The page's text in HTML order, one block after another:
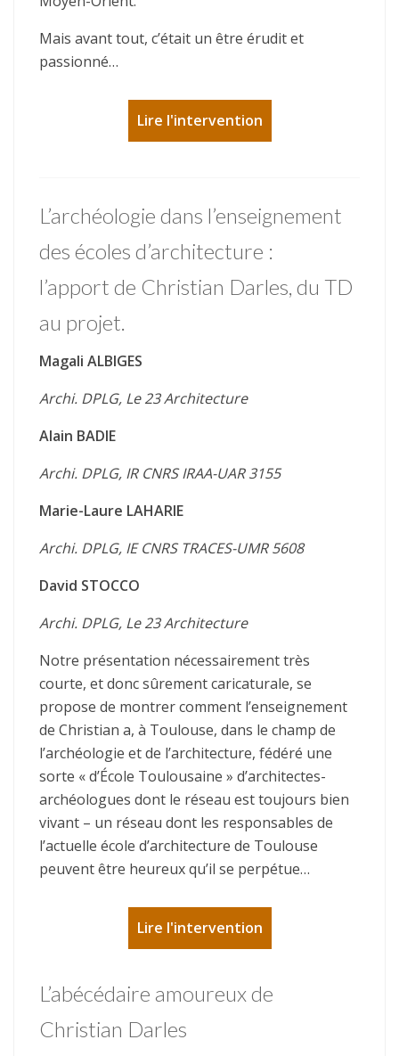
Mais avant tout, c’était un être érudit et
passionné…
Lire l'intervention
L’archéologie dans l’enseignement
des écoles d’architecture :
l’apport de Christian Darles, du TD
au projet.
Magali ALBIGES
Archi. DPLG, Le 23 Architecture
Alain BADIE
Archi. DPLG, IR CNRS IRAA-UAR 3155
Marie-Laure LAHARIE
Archi. DPLG, IE CNRS TRACES-UMR 5608
David STOCCO
Archi. DPLG, Le 23 Architecture
Notre présentation nécessairement très
courte, et donc sûrement caricaturale, se
propose de montrer comment l’enseignement
de Christian a, à Toulouse, dans le champ de
l’archéologie et de l’architecture, fédéré une
sorte « d’École Toulousaine » d’architectes-
archéologues dont le réseau est toujours bien
vivant – un réseau dont les responsables de
l’actuelle école d’architecture de Toulouse
peuvent être heureux qu’il se perpétue…
Lire l'intervention
L’abécédaire amoureux de
Christian Darles